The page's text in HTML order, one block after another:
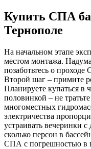
Купить СПА
Тернополе
На начальном этапе
местом монтажа.
позаботьтесь о
Второй шаг – примите
Планируете купаться в
половинкой – не
многоместных
электричества
устраивать вечеринки
сколько персон в
СПА с погрешностью в